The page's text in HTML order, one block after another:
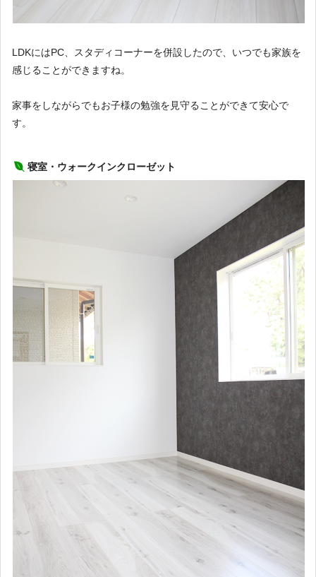
LDKにはPC、スタディコーナーを併設したので、いつでも家族を
感じることができますね。
家事をしながらでもお子様の勉強を見守ることができて安心で
す。
寝室・ウォークインクローゼット